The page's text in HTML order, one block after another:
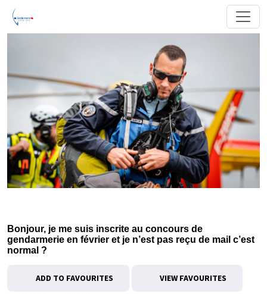
Bonjour, je me suis inscrite au concours de
gendarmerie en février et je n’est pas reçu de mail c’est
normal ?
ADD TO FAVOURITES VIEW FAVOURITES